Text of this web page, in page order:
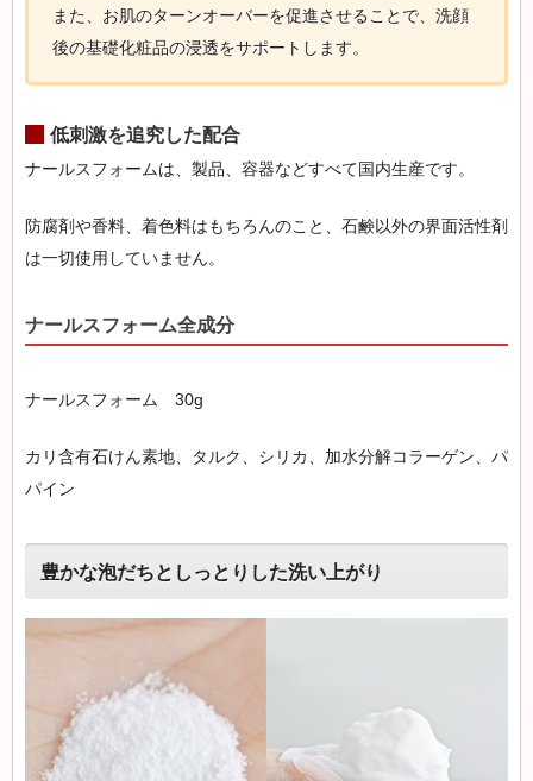
また、お肌のターンオーバーを促進させることで、洗顔
後の基礎化粧品の浸透をサポートします。
低刺激を追究した配合
ナールスフォームは、製品、容器などすべて国内生産です。
防腐剤や香料、着色料はもちろんのこと、石鹸以外の界面活性剤
は一切使用していません。
ナールスフォーム全成分
ナールスフォーム 30g
カリ含有石けん素地、タルク、シリカ、加水分解コラーゲン、パ
パイン
豊かな泡だちとしっとりした洗い上がり